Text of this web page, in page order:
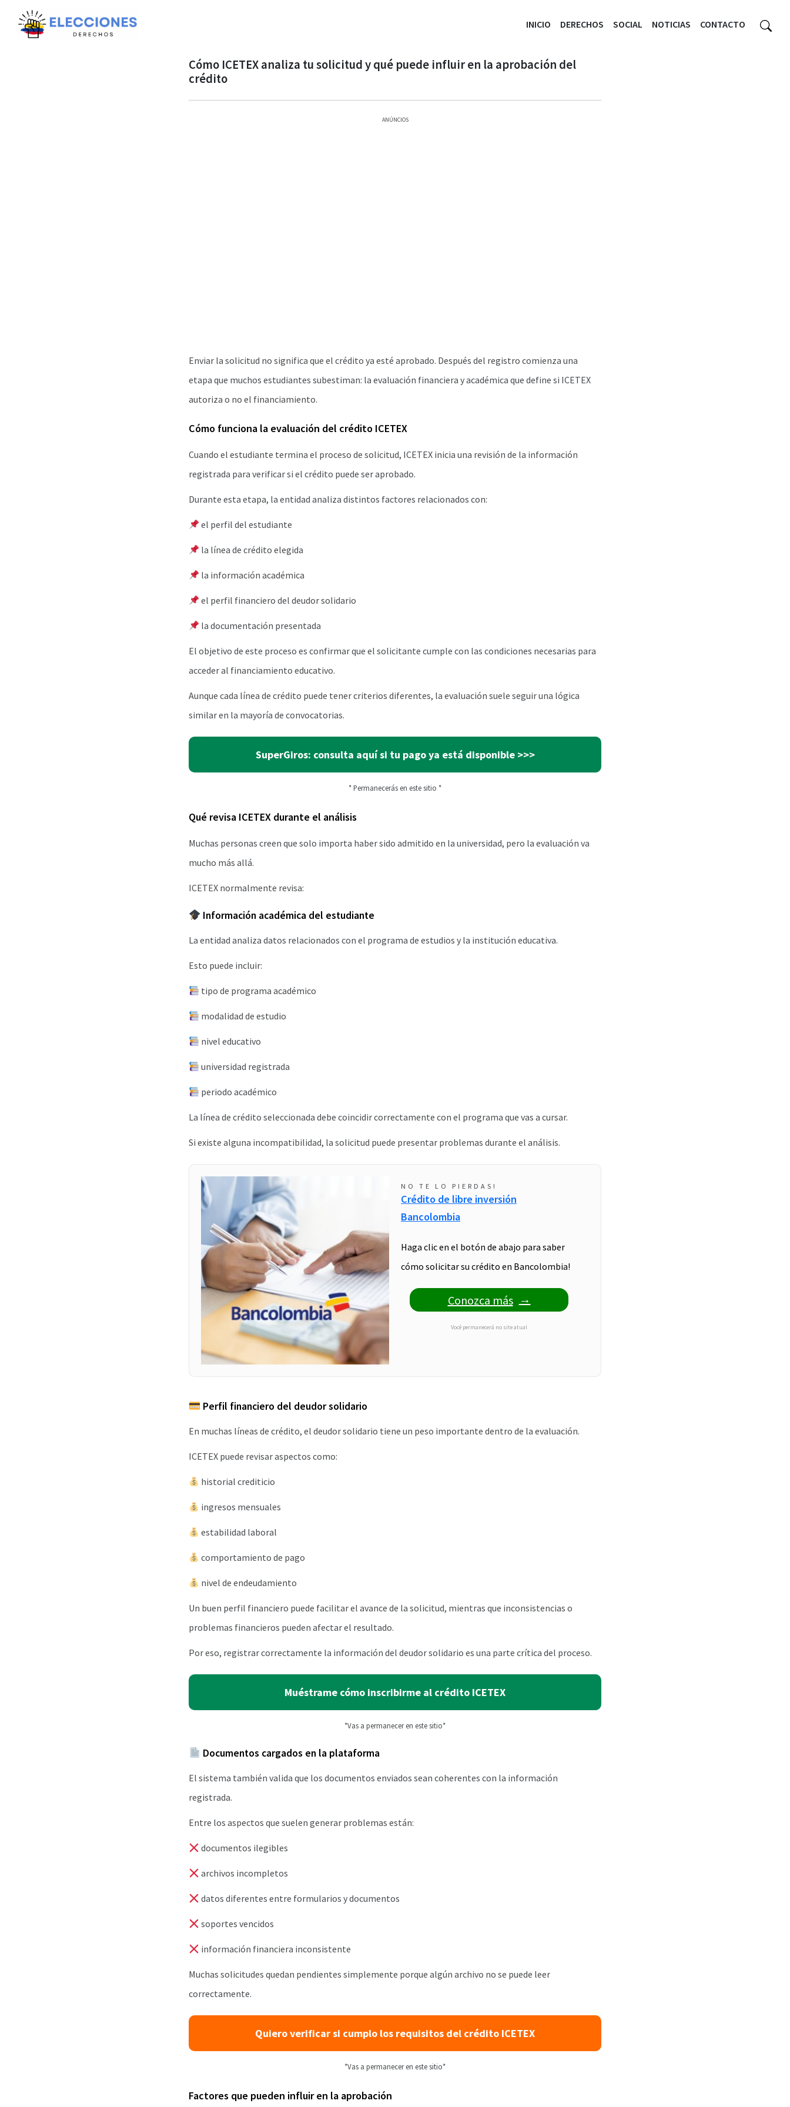
INICIO DERECHOS SOCIAL NOTICIAS CONTACTO
Cómo ICETEX analiza tu solicitud y qué puede influir en la aprobación del
crédito
ANÚNCIOS
Enviar la solicitud no significa que el crédito ya esté aprobado. Después del registro comienza una
etapa que muchos estudiantes subestiman: la evaluación financiera y académica que define si ICETEX
autoriza o no el financiamiento.
Cómo funciona la evaluación del crédito ICETEX
Cuando el estudiante termina el proceso de solicitud, ICETEX inicia una revisión de la información
registrada para verificar si el crédito puede ser aprobado.
Durante esta etapa, la entidad analiza distintos factores relacionados con:
el perfil del estudiante
la línea de crédito elegida
la información académica
el perfil financiero del deudor solidario
la documentación presentada
El objetivo de este proceso es confirmar que el solicitante cumple con las condiciones necesarias para
acceder al financiamiento educativo.
Aunque cada línea de crédito puede tener criterios diferentes, la evaluación suele seguir una lógica
similar en la mayoría de convocatorias.
SuperGiros: consulta aquí si tu pago ya está disponible >>>
* Permanecerás en este sitio *
Qué revisa ICETEX durante el análisis
Muchas personas creen que solo importa haber sido admitido en la universidad, pero la evaluación va
mucho más allá.
ICETEX normalmente revisa:
Información académica del estudiante
La entidad analiza datos relacionados con el programa de estudios y la institución educativa.
Esto puede incluir:
tipo de programa académico
modalidad de estudio
nivel educativo
universidad registrada
periodo académico
La línea de crédito seleccionada debe coincidir correctamente con el programa que vas a cursar.
Si existe alguna incompatibilidad, la solicitud puede presentar problemas durante el análisis.
NO TE LO PIERDAS!
Crédito de libre inversión
Bancolombia
Haga clic en el botón de abajo para saber
cómo solicitar su crédito en Bancolombia!
Conozca más
Você permanecerá no site atual
Perfil financiero del deudor solidario
En muchas líneas de crédito, el deudor solidario tiene un peso importante dentro de la evaluación.
ICETEX puede revisar aspectos como:
historial crediticio
ingresos mensuales
estabilidad laboral
comportamiento de pago
nivel de endeudamiento
Un buen perfil financiero puede facilitar el avance de la solicitud, mientras que inconsistencias o
problemas financieros pueden afectar el resultado.
Por eso, registrar correctamente la información del deudor solidario es una parte crítica del proceso.
Muéstrame cómo inscribirme al crédito ICETEX
*Vas a permanecer en este sitio*
Documentos cargados en la plataforma
El sistema también valida que los documentos enviados sean coherentes con la información
registrada.
Entre los aspectos que suelen generar problemas están:
documentos ilegibles
archivos incompletos
datos diferentes entre formularios y documentos
soportes vencidos
información financiera inconsistente
Muchas solicitudes quedan pendientes simplemente porque algún archivo no se puede leer
correctamente.
Quiero verificar si cumplo los requisitos del crédito ICETEX
*Vas a permanecer en este sitio*
Factores que pueden influir en la aprobación